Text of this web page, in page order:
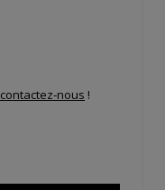
contactez-nous !